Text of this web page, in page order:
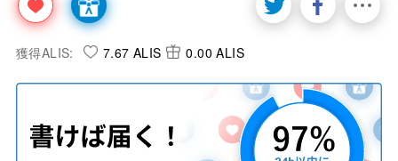
獲得ALIS: 7.67 ALIS 0.00 ALIS